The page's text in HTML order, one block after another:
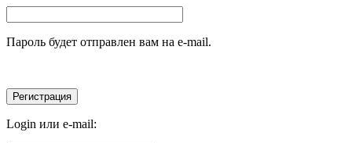
Пароль будет отправлен вам на e-mail.
Login или e-mail: